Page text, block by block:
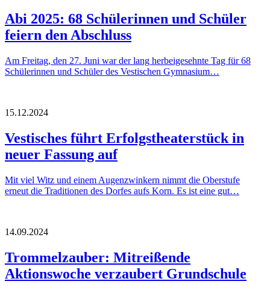
Abi 2025: 68 Schülerinnen und Schüler
feiern den Abschluss
Am Freitag, den 27. Juni war der lang herbeigesehnte Tag für 68
Schülerinnen und Schüler des Vestischen Gymnasium…
15.12.2024
Vestisches führt Erfolgstheaterstück in
neuer Fassung auf
Mit viel Witz und einem Augenzwinkern nimmt die Oberstufe
erneut die Traditionen des Dorfes aufs Korn. Es ist eine gut…
14.09.2024
Trommelzauber: Mitreißende
Aktionswoche verzaubert Grundschule